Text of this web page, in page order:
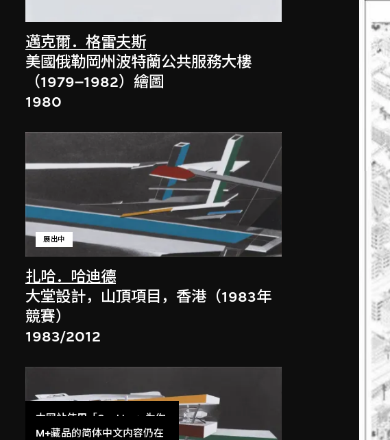
邁克爾．格雷夫斯
美國俄勒岡州波特蘭公共服務大樓
（1979–1982）繪圖
1980
扎哈．哈迪德
展出中
大堂設計，山頂項目，香港（1983年
競賽）
1983/2012
本网站使用「Cookies」为你
提供最好的网站体验。
M+藏品的简体中文内容仍在